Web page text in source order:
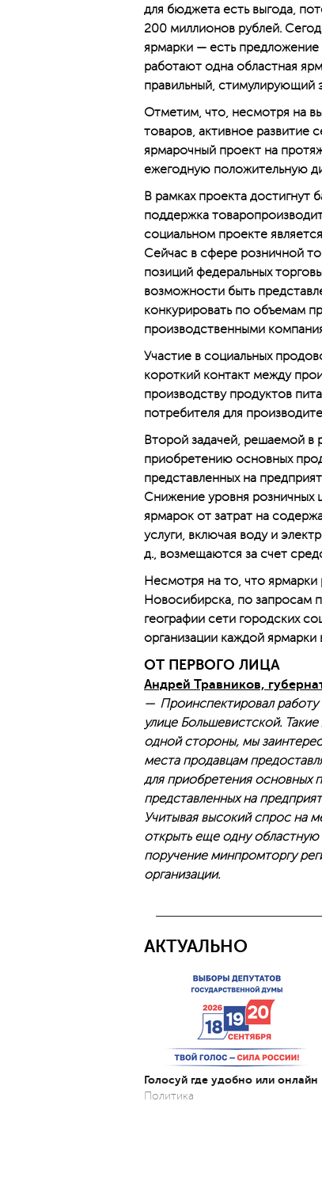
для бюджета есть выгода,
200 миллионов рублей.
ярмарки — есть предложение
работают одна областная
правильный, стимулирующий
Отметим, что, несмотря на
товаров, активное развитие
ярмарочный проект на
ежегодную положительную
В рамках проекта достигнут
поддержка
социальном проекте
Сейчас в сфере розничной
позиций федеральных
возможности быть
конкурировать по объемам
производственными
Участие в социальных
короткий контакт между
производству продуктов
потребителя для
Второй задачей, решаемой в
приобретению основных
представленных на
Снижение уровня розничных
ярмарок от затрат на
услуги, включая воду и
д., возмещаются за счет
Несмотря на то, что
Новосибирска, по запросам
географии сети городских
организации каждой ярмарки
ОТ ПЕРВОГО ЛИЦА
Андрей Травников,
— Проинспектировал работу
улице Большевистской.
одной стороны, мы
места продавцам
для приобретения основных
представленных на
Учитывая высокий спрос на
открыть еще одну
поручение минпромторгу
организации.
АКТУАЛЬНО
Голосуй где удобно или онлайн
Политика